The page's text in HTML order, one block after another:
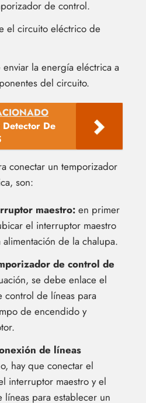
de control.
el circuito eléctrico de
enviar la energía eléctrica a
del circuito.
Detector De
conectar un temporizador
son:
maestro: en primer
el interruptor maestro
de la chalupa.
de control de
se debe enlace el
control de líneas para
de encendido y
de líneas
hay que conectar el
interruptor maestro y el
para establecer un